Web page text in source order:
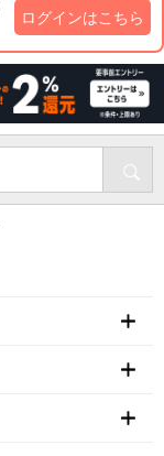
ログインはこちら